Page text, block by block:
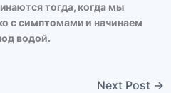
тогда, когда мы
с симптомами и начинаем
водой.
Next Post →